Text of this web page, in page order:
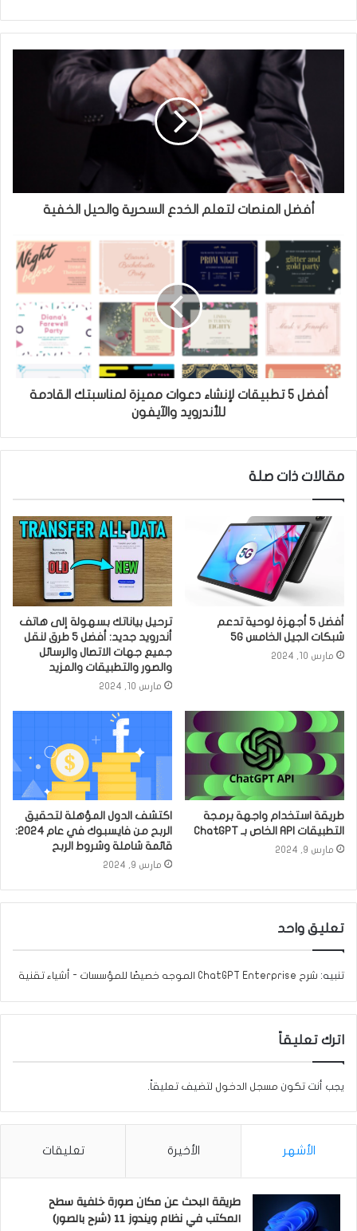
ي
س
ب
و
ك
ي
ت
ر
أفضل المنصات لتعلم الخدع السحرية والحيل الخفية
أفضل 5 تطبيقات لإنشاء دعوات مميزة لمناسبتك القادمة
للأندرويد والآيفون
مقالات ذات صلة
أفضل 5 أجهزة لوحية تدعم
شبكات الجيل الخامس 5G
مارس 10, 2024
ترحيل بياناتك بسهولة إلى هاتف
أندرويد جديد: أفضل 5 طرق لنقل
جميع جهات الاتصال والرسائل
والصور والتطبيقات والمزيد
مارس 10, 2024
طريقة استخدام واجهة برمجة
التطبيقات API الخاص بـ ChatGPT
مارس 9, 2024
اكتشف الدول المؤهلة لتحقيق
الربح من فايسبوك في عام 2024:
قائمة شاملة وشروط الربح
مارس 9, 2024
تعليق واحد
تنبيه: شرح ChatGPT Enterprise الموجه خصيصًا للمؤسسات - أشياء تقنية
اترك تعليقاً
يجب أنت تكون مسجل الدخول لتضيف تعليقاً.
الأشهر الأخيرة تعليقات
طريقة البحث عن مكان صورة خلفية سطح
المكتب في نظام ويندوز 11 (شرح بالصور)